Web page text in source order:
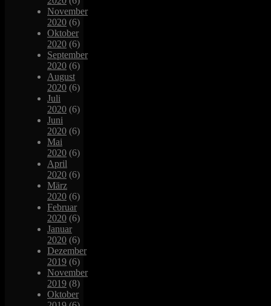
November
2020 (6)
Oktober
2020 (6)
September
2020 (6)
August
2020 (6)
Juli
2020 (6)
Juni
2020 (6)
Mai
2020 (6)
April
2020 (6)
März
2020 (6)
Februar
2020 (6)
Januar
2020 (6)
Dezember
2019 (6)
November
2019 (8)
Oktober